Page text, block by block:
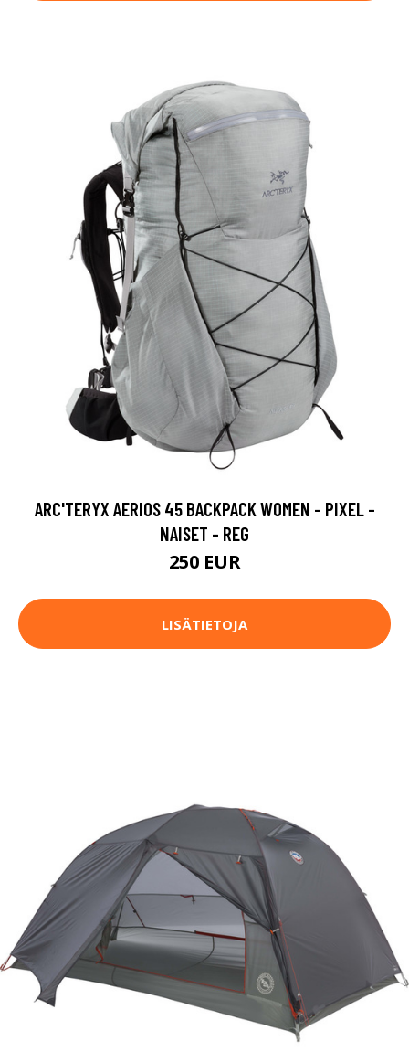
ARC'TERYX AERIOS 45 BACKPACK WOMEN - PIXEL -
NAISET - REG
250 EUR
LISÄTIETOJA